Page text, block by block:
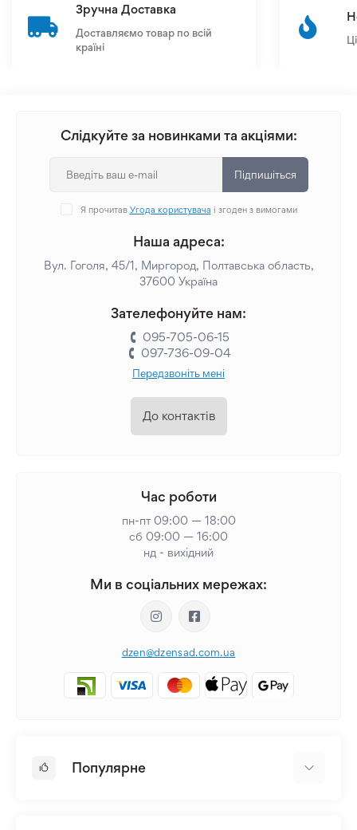
Зручна Доставка
Доставляємо товар по всій
країні
Слідкуйте за новинками та акціями:
Підпишіться
Я прочитав Угода користувача і згоден з вимогами
Наша адреса:
Вул. Гоголя, 45/1, Миргород, Полтавська область,
37600 Україна
Зателефонуйте нам:
095-705-06-15
097-736-09-04
Передзвоніть мені
До контактів
Час роботи
пн-пт 09:00 — 18:00
сб 09:00 — 16:00
нд - вихідний
Ми в соціальних мережах:
dzen@dzensad.com.ua
Популярне